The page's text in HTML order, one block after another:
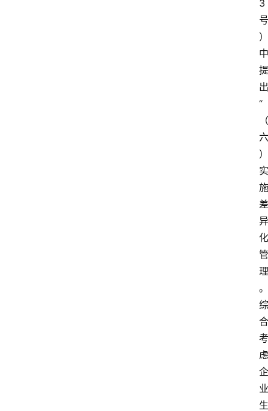
3
号
）
中
提
出
“
（
六
）
实
施
差
异
化
管
理
。
综
合
考
虑
企
业
生